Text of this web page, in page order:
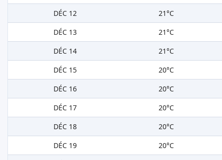
DÉC 12
21°C
DÉC 13
21°C
DÉC 14
21°C
DÉC 15
20°C
DÉC 16
20°C
DÉC 17
20°C
DÉC 18
20°C
DÉC 19
20°C